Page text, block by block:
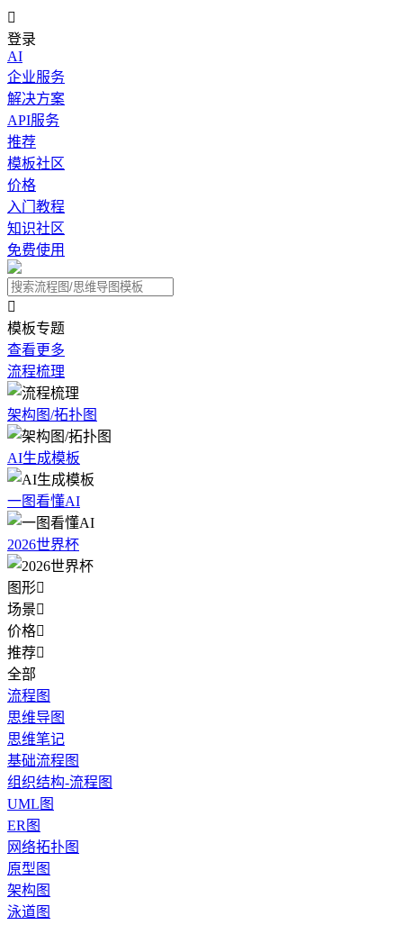

登录
AI
企业服务
解决方案
API服务
推荐
模板社区
价格
入门教程
知识社区
免费使用

模板专题
查看更多
流程梳理
架构图/拓扑图
AI生成模板
一图看懂AI
2026世界杯
图形
场景
价格
推荐
全部
流程图
思维导图
思维笔记
基础流程图
组织结构-流程图
UML图
ER图
网络拓扑图
原型图
架构图
泳道图